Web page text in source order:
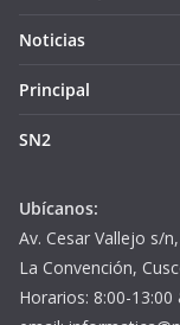
Noticias
Principal
SN2
Ubícanos:
Av. Cesar Vallejo s/
La Convención,
Horarios: 8:00-13:00